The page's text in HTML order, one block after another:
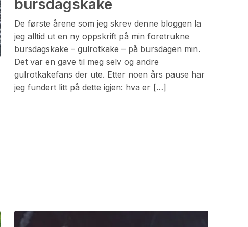
bursdagskake
De første årene som jeg skrev denne bloggen la
jeg alltid ut en ny oppskrift på min foretrukne
bursdagskake – gulrotkake – på bursdagen min.
Det var en gave til meg selv og andre
gulrotkakefans der ute. Etter noen års pause har
jeg fundert litt på dette igjen: hva er […]